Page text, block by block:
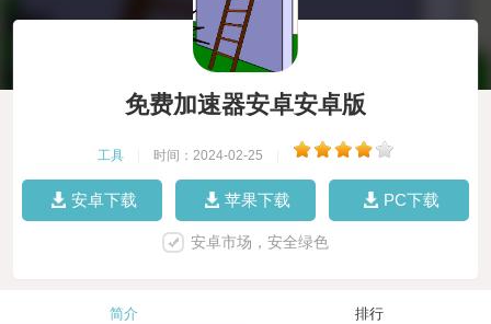
免费加速器安卓安卓版
工具 时间：2024-02-25
安卓下载 苹果下载 PC下载
安卓市场，安全绿色
简介 排行